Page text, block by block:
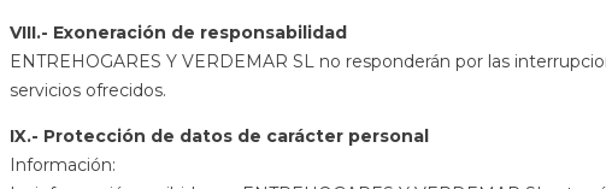
VIII.- Exoneración de responsabilidad
ENTREHOGARES Y VERDEMAR SL no responderán por las
servicios ofrecidos.
IX.- Protección de datos de carácter personal
Información: